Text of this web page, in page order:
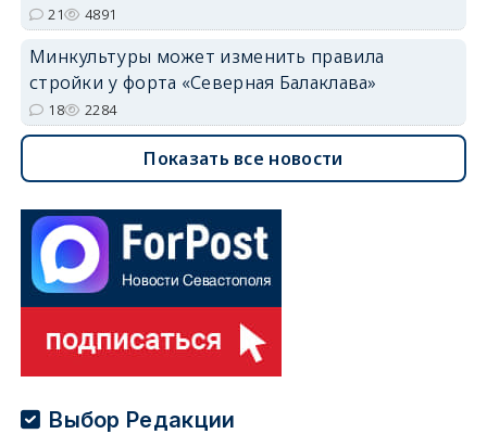
21 4891
Минкультуры может изменить правила
стройки у форта «Северная Балаклава»
18 2284
Показать все новости
Выбор Редакции